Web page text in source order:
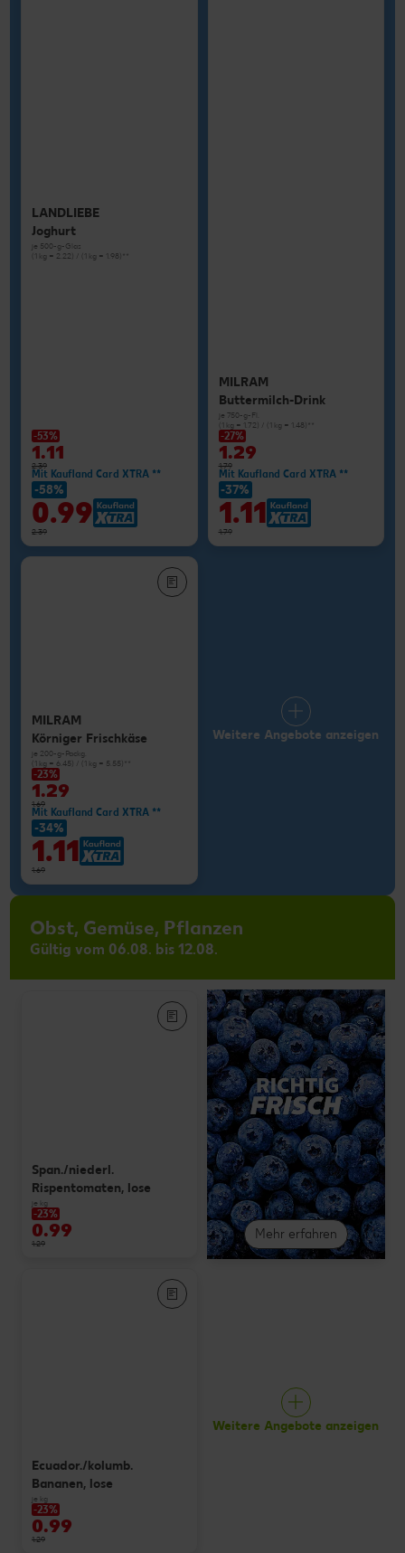
LANDLIEBE
Joghurt
je 500-g-Glas
(1 kg = 2.22) / (1 kg = 1.98)**
-53%
1.11
2.39
Mit Kaufland Card XTRA **
-58%
0.99
2.39
MILRAM
Buttermilch-Drink
je 750-g-Fl.
(1 kg = 1.72) / (1 kg = 1.48)**
-27%
1.29
1.79
Mit Kaufland Card XTRA **
-37%
1.11
1.79
MILRAM
Körniger Frischkäse
je 200-g-Packg.
(1 kg = 6.45) / (1 kg = 5.55)**
-23%
1.29
1.69
Mit Kaufland Card XTRA **
-34%
1.11
1.69
Weitere Angebote anzeigen
Obst, Gemüse, Pflanzen
Gültig vom 06.08. bis 12.08.
Mehr erfahren
Span./niederl.
Rispentomaten, lose
je kg
-23%
0.99
1.29
Ecuador./kolumb.
Bananen, lose
je kg
-23%
0.99
1.29
Weitere Angebote anzeigen